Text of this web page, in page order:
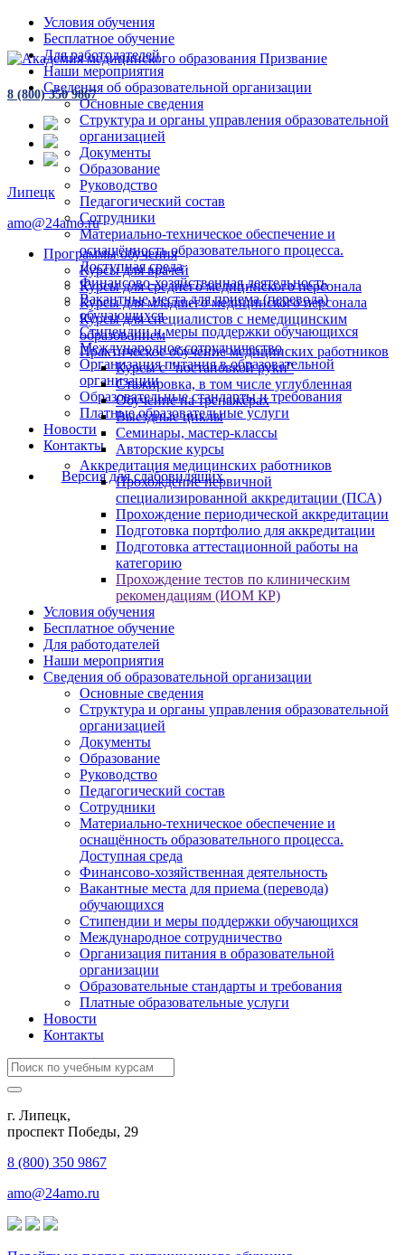
Условия обучения
Бесплатное обучение
Для работодателей
Наши мероприятия
Сведения об образовательной организации
Основные сведения
Структура и органы управления образовательной
организацией
Документы
Образование
Руководство
Педагогический состав
Сотрудники
Материально-техническое обеспечение и
оснащённость образовательного процесса.
Доступная среда
Финансово-хозяйственная деятельность
Вакантные места для приема (перевода)
обучающихся
Стипендии и меры поддержки обучающихся
Международное сотрудничество
Организация питания в образовательной
организации
Образовательные стандарты и требования
Платные образовательные услуги
Новости
Контакты
Версия для слабовидящих
8 (800) 350 9867
Липецк
amo@24amo.ru
Программы обучения
Курсы для врачей
Курсы для среднего медицинского персонала
Курсы для младшего медицинского персонала
Курсы для специалистов с немедицинским
образованием
Практическое обучение медицинских работников
Курсы с "постановкой руки"
Стажировка, в том числе углубленная
Обучение на тренажёрах
Выездные циклы
Семинары, мастер-классы
Авторские курсы
Аккредитация медицинских работников
Прохождение первичной
специализированной аккредитации (ПСА)
Прохождение периодической аккредитации
Подготовка портфолио для аккредитации
Подготовка аттестационной работы на
категорию
Прохождение тестов по клиническим
рекомендациям (ИОМ КР)
Условия обучения
Бесплатное обучение
Для работодателей
Наши мероприятия
Сведения об образовательной организации
Основные сведения
Структура и органы управления образовательной
организацией
Документы
Образование
Руководство
Педагогический состав
Сотрудники
Материально-техническое обеспечение и
оснащённость образовательного процесса.
Доступная среда
Финансово-хозяйственная деятельность
Вакантные места для приема (перевода)
обучающихся
Стипендии и меры поддержки обучающихся
Международное сотрудничество
Организация питания в образовательной
организации
Образовательные стандарты и требования
Платные образовательные услуги
Новости
Контакты
г. Липецк,
​проспект Победы, 29
8 (800) 350 9867
amo@24amo.ru